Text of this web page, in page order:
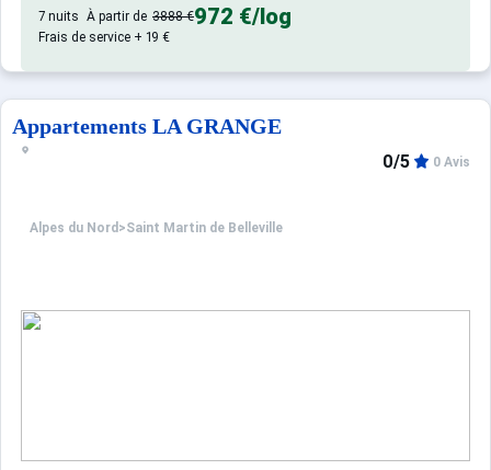
7 nuits À partir de 3888 €972 €/log
Frais de service + 19 €
Appartements LA GRANGE
Alpes du Nord >Saint Martin de Belleville
0/5 0 Avis